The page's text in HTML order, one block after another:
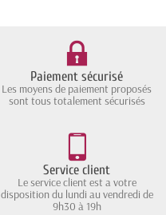
Paiement sécurisé
Les moyens de paiement proposés
sont tous totalement sécurisés
Service client
Le service client est a votre
disposition du lundi au vendredi de
9h30 à 19h